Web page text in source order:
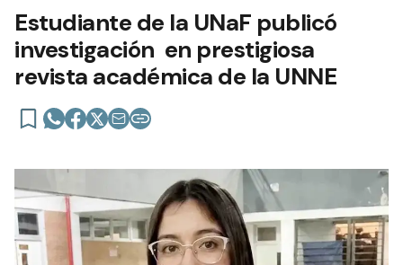
Estudiante de la UNaF publicó
investigación en prestigiosa
revista académica de la UNNE